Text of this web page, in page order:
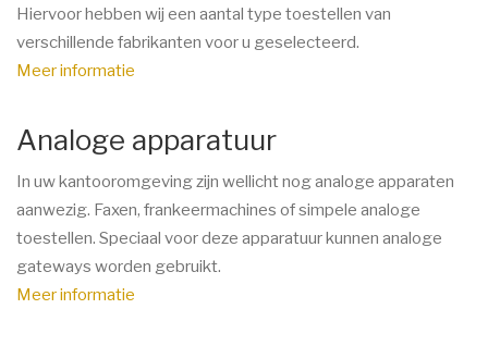
Hiervoor hebben wij een aantal type toestellen van
verschillende fabrikanten voor u geselecteerd.
Meer informatie
Analoge apparatuur
In uw kantooromgeving zijn wellicht nog analoge apparaten
aanwezig. Faxen, frankeermachines of simpele analoge
toestellen. Speciaal voor deze apparatuur kunnen analoge
gateways worden gebruikt.
Meer informatie